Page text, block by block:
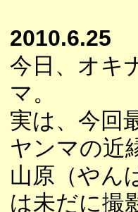
2010.6.25
今日、オキ
マ。
実は、今回
ヤンマの近
山原（やん
は未だに撮